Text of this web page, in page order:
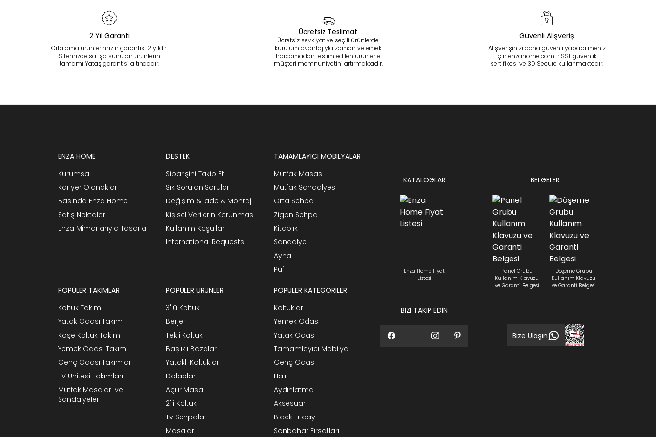
2 Yıl Garanti
Ortalama ürünlerimizin garantisi 2 yıldır.
Sitemizde satışa sunulan ürünlerin
tamamı Yataş garantisi altındadır.
Ücretsiz Teslimat
Ücretsiz sevkiyat ve seçili ürünlerde
kurulum avantajıyla zaman ve emek
harcamadan teslim edilen ürünlerle
müşteri memnuniyetini artırmaktadır.
Güvenli Alışveriş
Alışverişinizi daha güvenli yapabilmeniz
için enzahome.com.tr SSL güvenlik
sertifikası ve 3D Secure kullanmaktadır.
ENZA HOME
Kurumsal
Kariyer Olanakları
Basında Enza Home
Satış Noktaları
Enza Mimarlarıyla Tasarla
DESTEK
Siparişini Takip Et
Sık Sorulan Sorular
Değişim & İade & Montaj
Kişisel Verilerin Korunması
Kullanım Koşulları
International Requests
TAMAMLAYICI MOBİLYALAR
Mutfak Masası
Mutfak Sandalyesi
Orta Sehpa
Zigon Sehpa
Kitaplık
Sandalye
Ayna
Puf
POPÜLER TAKIMLAR
Koltuk Takımı
Yatak Odası Takımı
Köşe Koltuk Takımı
Yemek Odası Takımı
Genç Odası Takımları
TV Ünitesi Takımları
Mutfak Masaları ve
Sandalyeleri
POPÜLER ÜRÜNLER
3'lü Koltuk
Berjer
Tekli Koltuk
Başlıklı Bazalar
Yataklı Koltuklar
Dolaplar
Açılır Masa
2'li Koltuk
Tv Sehpaları
Masalar
POPÜLER KATEGORİLER
Koltuklar
Yemek Odası
Yatak Odası
Tamamlayıcı Mobilya
Genç Odası
Halı
Aydınlatma
Aksesuar
Black Friday
Sonbahar Fırsatları
KATALOGLAR
Enza Home Fiyat
Listesi
BİZİ TAKİP EDİN
BELGELER
Panel Grubu
Kullanım Klavuzu
ve Garanti Belgesi
Döşeme Grubu
Kullanım Klavuzu
ve Garanti Belgesi
Bize Ulaşın